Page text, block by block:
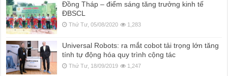
Đồng Tháp – điểm sáng tăng trưởng kinh tế
ĐBSCL
Thứ Tư, 05/08/2020 1,283
Universal Robots: ra mắt cobot tải trọng lớn tăng
tính tự động hóa quy trình cộng tác
Thứ Tư, 18/09/2019 1,247